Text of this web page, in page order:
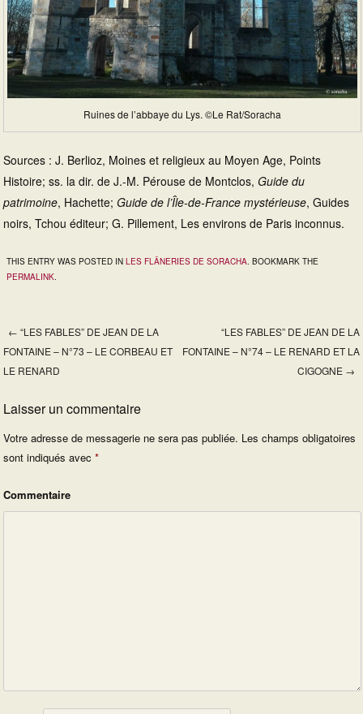
Ruines de l’abbaye du Lys. ©Le Rat/Soracha
Sources : J. Berlioz, Moines et religieux au Moyen Age, Points
Histoire; ss. la dir. de J.-M. Pérouse de Montclos, Guide du
patrimoine, Hachette; Guide de l’Île-de-France mystérieuse, Guides
noirs, Tchou éditeur; G. Pillement, Les environs de Paris inconnus.
THIS ENTRY WAS POSTED IN LES FLÂNERIES DE SORACHA. BOOKMARK THE
PERMALINK.
Post navigation
← “LES FABLES” DE JEAN DE LA
FONTAINE – N°73 – LE CORBEAU ET
LE RENARD
“LES FABLES” DE JEAN DE LA
FONTAINE – N°74 – LE RENARD ET LA
CIGOGNE →
Laisser un commentaire
Votre adresse de messagerie ne sera pas publiée. Les champs obligatoires
sont indiqués avec *
Commentaire